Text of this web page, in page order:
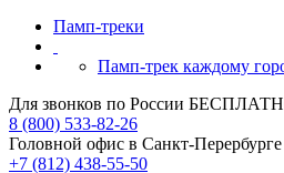
Памп‑треки
Памп-трек каждому
Для звонков по России
8 (800) 533-82-26
Головной офис в Санкт-Перербурге
+7 (812) 438-55-50